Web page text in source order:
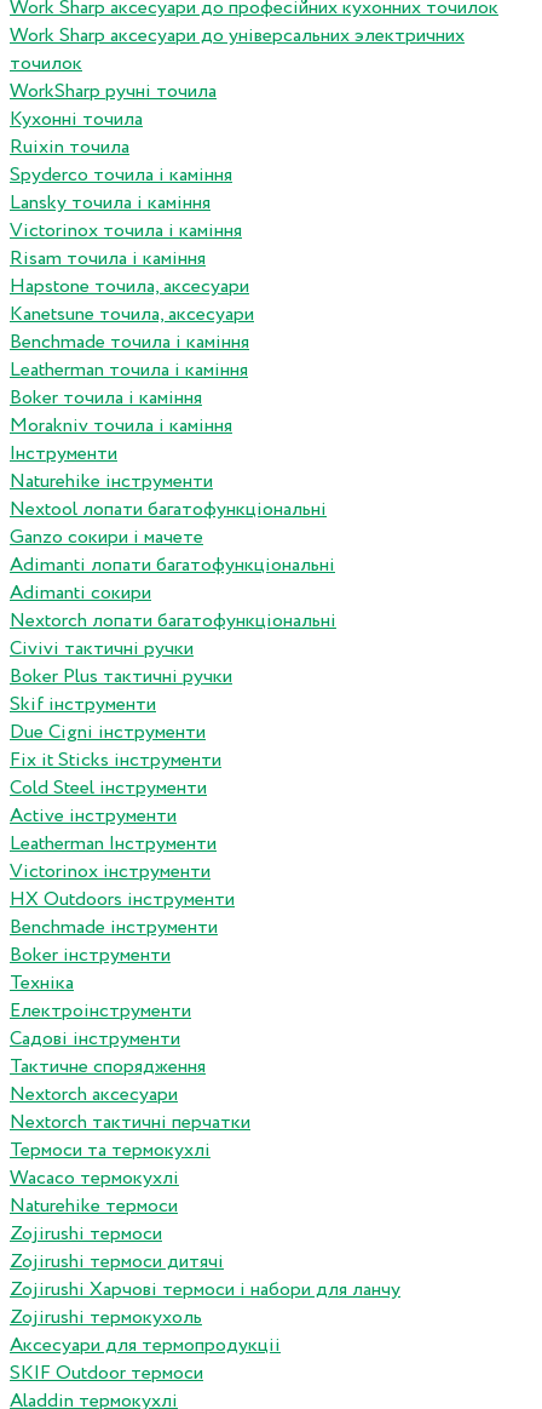
Work Sharp аксесуари до професiйних кухонних точилок
Work Sharp аксесуари до унiверсальних электричних
точилок
WorkSharp ручні точила
Кухонні точила
Ruixin точила
Spyderco точила і каміння
Lansky точила і каміння
Victorinox точила і каміння
Risam точила і каміння
Hapstone точила, аксесуари
Kanetsune точила, аксесуари
Benchmade точила і каміння
Leatherman точила і каміння
Boker точила і каміння
Morakniv точила і каміння
Інструменти
Naturehike інструменти
Nextool лопати багатофункціональні
Ganzo сокири і мачете
Adimanti лопати багатофункціональні
Adimanti сокири
Nextorch лопати багатофункціональні
Сivivi тактичні ручки
Boker Plus тактичні ручки
Skif інструменти
Due Cigni інструменти
Fix it Sticks інструменти
Сold Steel інструменти
Active інструменти
Leatherman Інструменти
Victorinox інструменти
HX Outdoors інструменти
Benchmade інструменти
Boker інструменти
Техніка
Електроінструменти
Садові інструменти
Тактичне спорядження
Nextorch аксесуари
Nextorch тактичні перчатки
Термоси та термокухлі
Wacaco термокухлі
Naturehike термоси
Zojirushi термоси
Zojirushi термоси дитячі
Zojirushi Харчові термоси і набори для ланчу
Zojirushi термокухоль
Аксесуари для термопродукціі
SKIF Outdoor термоси
Aladdin термокухлі